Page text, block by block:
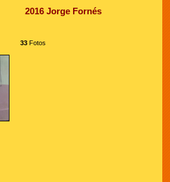
2016 Jorge Fornés
33Fotos